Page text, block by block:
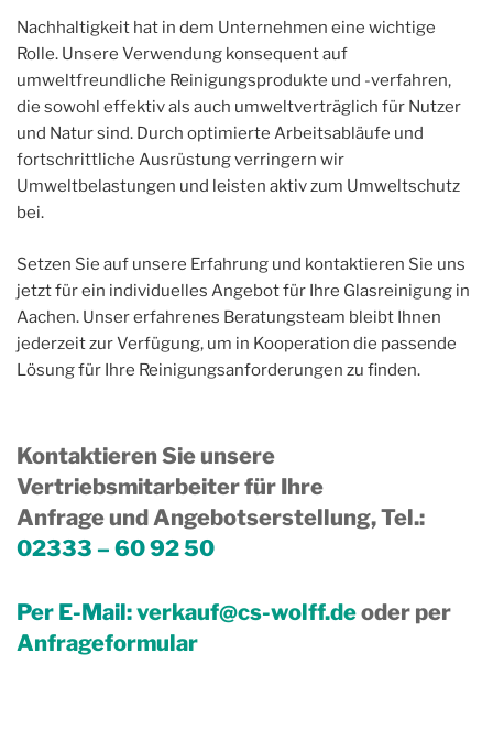
Nachhaltigkeit hat in dem Unternehmen eine wichtige
Rolle. Unsere Verwendung konsequent auf
umweltfreundliche Reinigungsprodukte und -verfahren,
die sowohl effektiv als auch umweltverträglich für Nutzer
und Natur sind. Durch optimierte Arbeitsabläufe und
fortschrittliche Ausrüstung verringern wir
Umweltbelastungen und leisten aktiv zum Umweltschutz
bei.
Setzen Sie auf unsere Erfahrung und kontaktieren Sie uns
jetzt für ein individuelles Angebot für Ihre Glasreinigung in
Aachen. Unser erfahrenes Beratungsteam bleibt Ihnen
jederzeit zur Verfügung, um in Kooperation die passende
Lösung für Ihre Reinigungsanforderungen zu finden.
Kontaktieren Sie unsere
Vertriebsmitarbeiter für Ihre
Anfrage und Angebotserstellung, Tel.:
02333 – 60 92 50
Per E-Mail:verkauf@cs-wolff.deoder per
Anfrageformular